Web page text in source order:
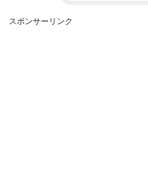
スポンサーリンク